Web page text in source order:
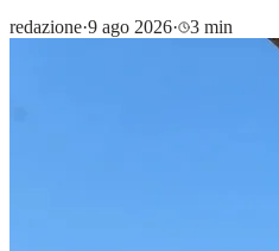
redazione·9 ago 2026· 3 min